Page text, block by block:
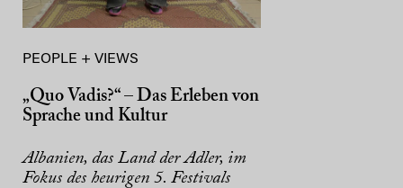
PEOPLE + VIEWS
„Quo Vadis?“ – Das Erleben von
Sprache und Kultur
Albanien, das Land der Adler, im
Fokus des heurigen 5. Festivals